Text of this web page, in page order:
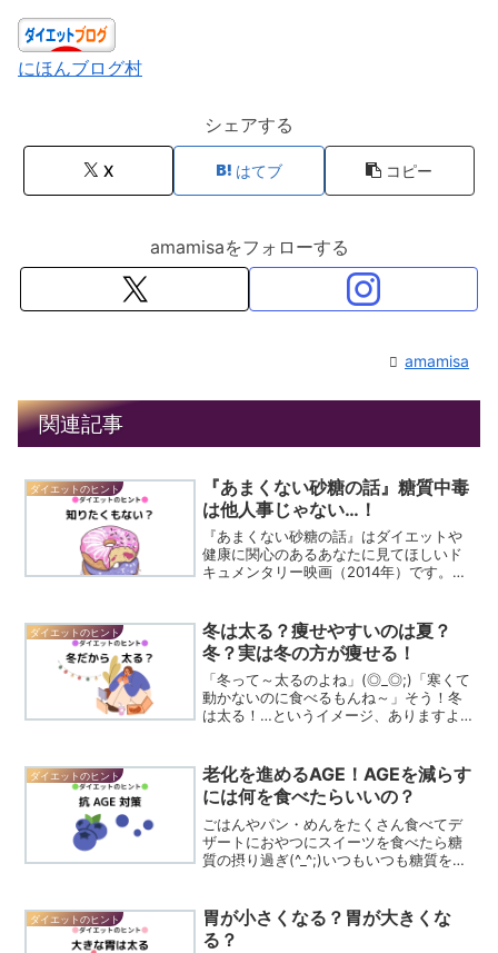
にほんブログ村
シェアする
X はてブ コピー
amamisaをフォローする
amamisa
関連記事
ダイエットのヒント
『あまくない砂糖の話』糖質中毒
は他人事じゃない…！
『あまくない砂糖の話』はダイエットや
健康に関心のあるあなたに見てほしいド
キュメンタリー映画（2014年）です。
杯と言われています。一日で40杯！？？
ええ、40杯...
ダイエットのヒント
冬は太る？痩せやすいのは夏？
冬？実は冬の方が痩せる！
「冬って～太るのよね」(◎_◎;)「寒くて
動かないのに食べるもんね～」そう！冬
は太る！…というイメージ、ありますよ
冬は痩せないからダイエットに向かな
い？ところが、実は、...
ダイエットのヒント
老化を進めるAGE！AGEを減らす
には何を食べたらいいの？
ごはんやパン・めんをたくさん食べてデ
ザートにおやつにスイーツを食べたら糖
質の摂り過ぎ(^_^;)いつもいつも糖質を食
み、「AGE」も増えていきます。
AGE（AGEs）とは...
ダイエットのヒント
胃が小さくなる？胃が大きくな
る？